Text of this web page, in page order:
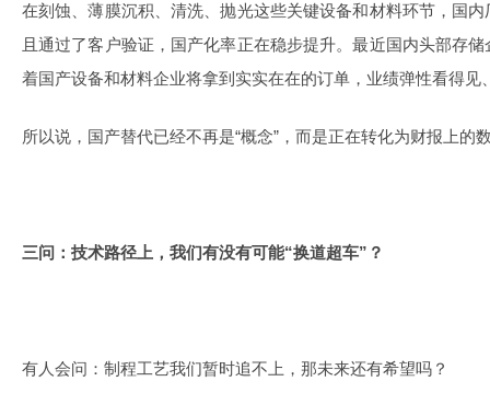
在刻蚀、薄膜沉积、清洗、抛光这些关键设备和材料环节，国
且通过了客户验证，国产化率正在稳步提升。最近国内头部存
着国产设备和材料企业将拿到实实在在的订单，业绩弹性看得
所以说，国产替代已经不再是“概念”，而是正在转化为财报上的
三问：技术路径上，我们有没有可能“换道超车”？
有人会问：制程工艺我们暂时追不上，那未来还有希望吗？